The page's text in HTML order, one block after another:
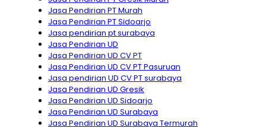
Jasa Pendirian PT Murah
Jasa Pendirian PT Sidoarjo
Jasa pendirian pt surabaya
Jasa Pendirian UD
Jasa Pendirian UD CV PT
Jasa Pendirian UD CV PT Pasuruan
Jasa pendirian UD CV PT surabaya
Jasa Pendirian UD Gresik
Jasa Pendirian UD Sidoarjo
Jasa Pendirian UD Surabaya
Jasa Pendirian UD Surabaya Termurah